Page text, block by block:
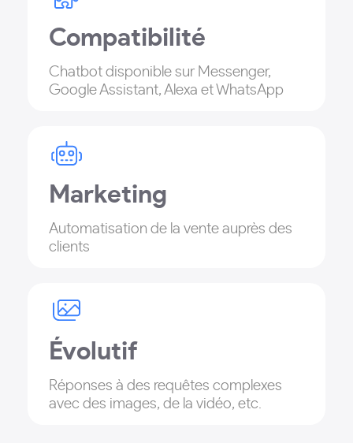
Compatibilité
Chatbot disponible sur Messenger,
Google Assistant, Alexa et WhatsApp
Marketing
Automatisation de la vente auprès des
clients
Évolutif
Réponses à des requêtes complexes
avec des images, de la vidéo, etc.